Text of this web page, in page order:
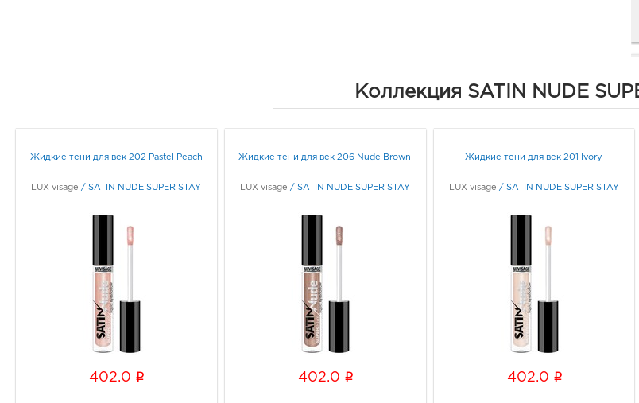
Коллекция SATIN NUDE
Жидкие тени для век 202 Pastel Peach
LUX visage /SATIN NUDE SUPER STAY
402.0 i
Жидкие тени для век 206 Nude Brown
LUX visage /SATIN NUDE SUPER STAY
402.0 i
Жидкие тени для век 201 Ivory
LUX visage / SATIN NUDE SUPER STAY
402.0 i